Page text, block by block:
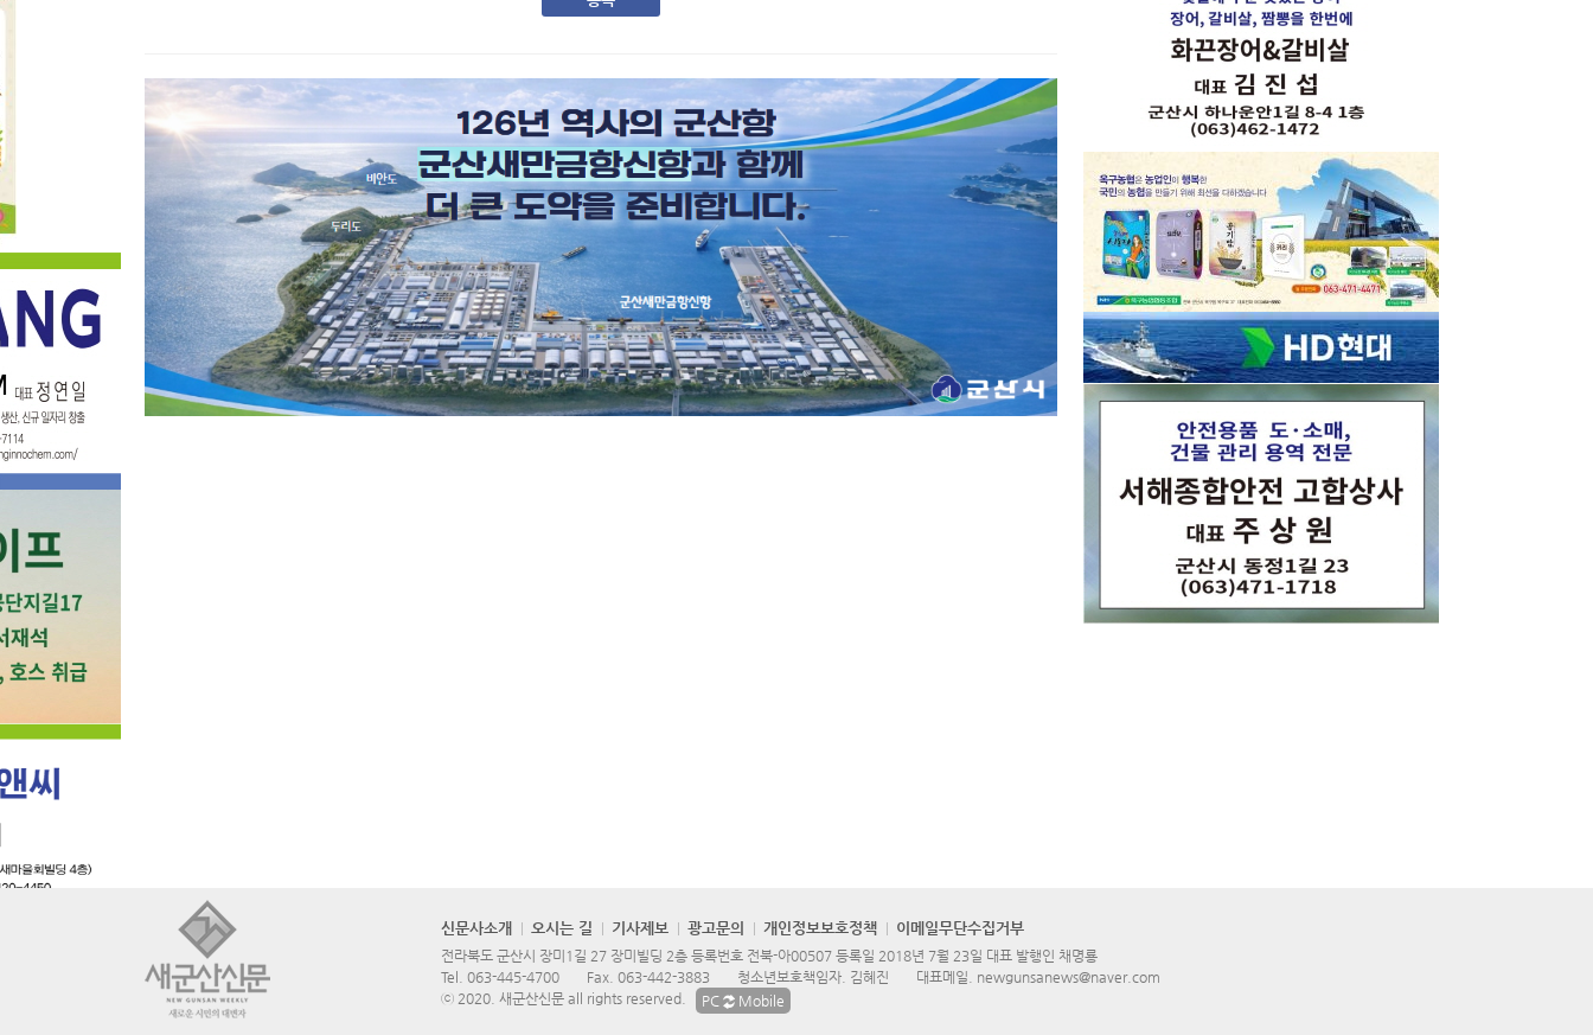
신문사소개 오시는 길 기사제보 광고문의 개인정보보호정책 이메일무단수집거부
전라북도 군산시 장미1길 27 장미빌딩 2층 등록번호 전북-아00507 등록일 2018년 7월 23일 대표 발행인 채명룡
Tel. 063-445-4700 Fax. 063-442-3883 청소년보호책임자. 김혜진 대표메일. newgunsanews@naver.com
ⓒ 2020. 새군산신문 all rights reserved.
PC Mobile